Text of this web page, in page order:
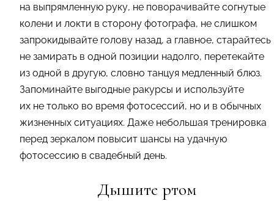
на выпрямленную руку, не поворачивайте согнутые
колени и локти в сторону фотографа, не слишком
запрокидывайте голову назад, а главное, старайтесь
не замирать в одной позиции надолго, перетекайте
из одной в другую, словно танцуя медленный блюз.
Запоминайте выгодные ракурсы и используйте
их не только во время фотосессий, но и в обычных
жизненных ситуациях. Даже небольшая тренировка
перед зеркалом повысит шансы на удачную
фотосессию в свадебный день.
Дышите ртом